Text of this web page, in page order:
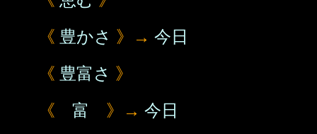
《 豊かさ 》→ 今日
《 豊富さ 》
《 富 》→ 今日